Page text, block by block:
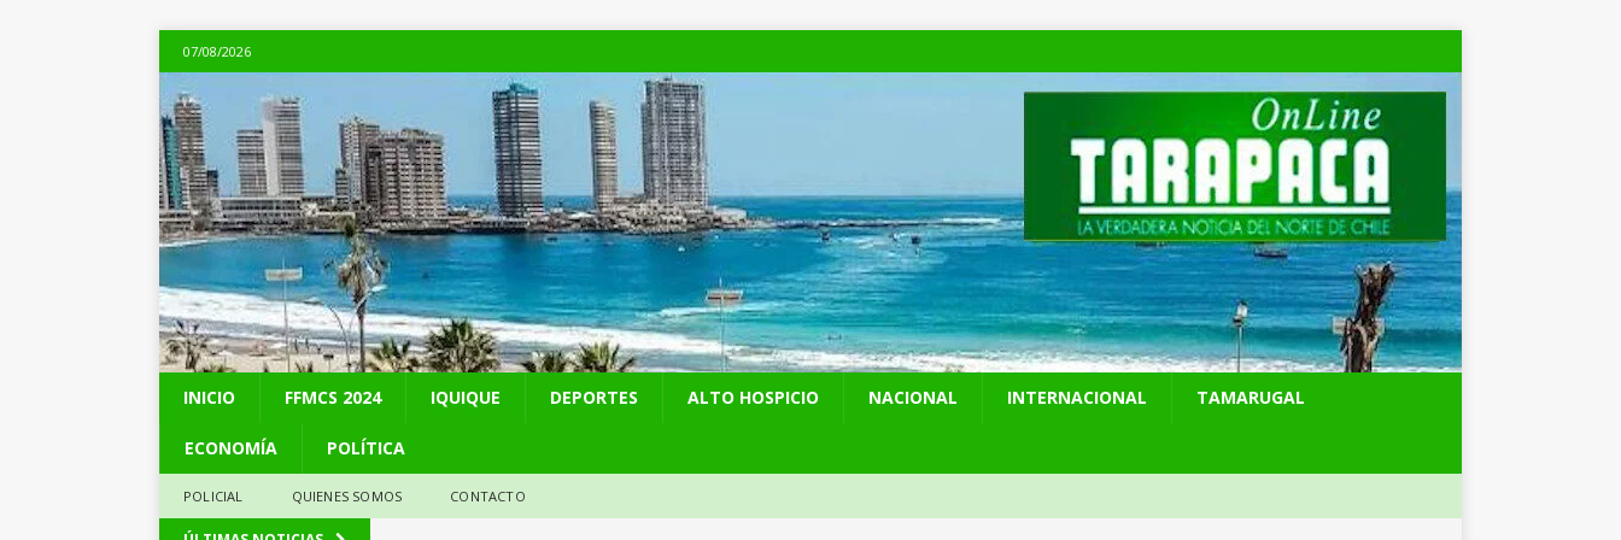
07/08/2026
INICIO FFMCS 2024 IQUIQUE DEPORTES ALTO HOSPICIO NACIONAL INTERNACIONAL TAMARUGAL
ECONOMÍA POLÍTICA
POLICIAL QUIENES SOMOS CONTACTO